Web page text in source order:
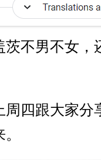
不男不女，
四跟大家分